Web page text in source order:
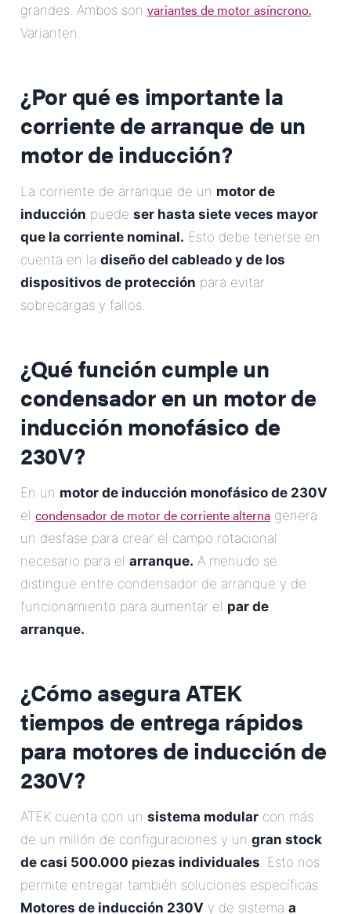
grandes. Ambos son variantes de motor asíncrono.
Varianten.
¿Por qué es importante la
corriente de arranque de un
motor de inducción?
La corriente de arranque de un motor de
inducción puede ser hasta siete veces mayor
que la corriente nominal. Esto debe tenerse en
cuenta en la diseño del cableado y de los
dispositivos de protección para evitar
sobrecargas y fallos.
¿Qué función cumple un
condensador en un motor de
inducción monofásico de
230V?
En un motor de inducción monofásico de 230V
el condensador de motor de corriente alterna genera
un desfase para crear el campo rotacional
necesario para el arranque. A menudo se
distingue entre condensador de arranque y de
funcionamiento para aumentar el par de
arranque..
¿Cómo asegura ATEK
tiempos de entrega rápidos
para motores de inducción de
230V?
ATEK cuenta con un sistema modular con más
de un millón de configuraciones y un gran stock
de casi 500.000 piezas individuales. Esto nos
permite entregar también soluciones específicas
Motores de inducción 230V y de sistema a